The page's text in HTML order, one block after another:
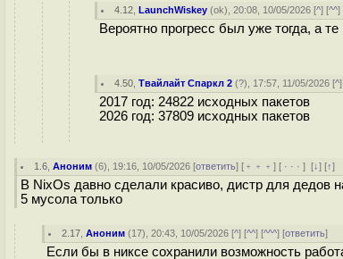
4.12 ,LaunchWiskey (ok), 20:08, 10/05/2026 [^] [^^]
Вероятно прогресс был уже тогда, а
4.50 ,Твайлайт Спаркл 2 (?), 17:57, 11/05/2026 [^
2017 год: 24822 исходных пакетов
2026 год: 37809 исходных пакетов
1.6 ,Аноним (6), 19:16, 10/05/2026 [ответить] [ ﹢﹢﹢] [ · · ·][↓] [↑]
В NixOs давно сделали красиво, дистр для
5 мусола только
2.17 ,Аноним (17), 20:43, 10/05/2026 [^] [^^] [^^^] [ответить]
Если бы в никсе сохранили возможность